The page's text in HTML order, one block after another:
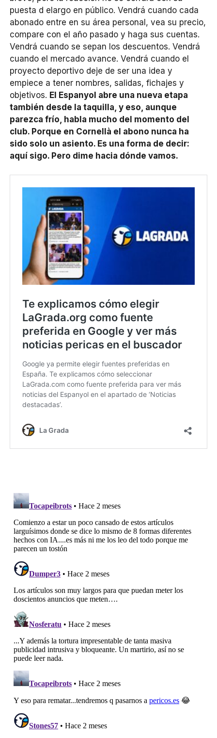
puesta d elargo en público. Vendrá cuando cada
abonado entre en su área personal, vea su precio,
compare con el año pasado y haga sus cuentas.
Vendrá cuando se sepan los descuentos. Vendrá
cuando el mercado avance. Vendrá cuando el
proyecto deportivo deje de ser una idea y
empiece a tener nombres, salidas, fichajes y
objetivos. El Espanyol abre una nueva etapa
también desde la taquilla, y eso, aunque
parezca frío, habla mucho del momento del
club. Porque en Cornellà el abono nunca ha
sido solo un asiento. Es una forma de decir:
aquí sigo. Pero dime hacia dónde vamos.